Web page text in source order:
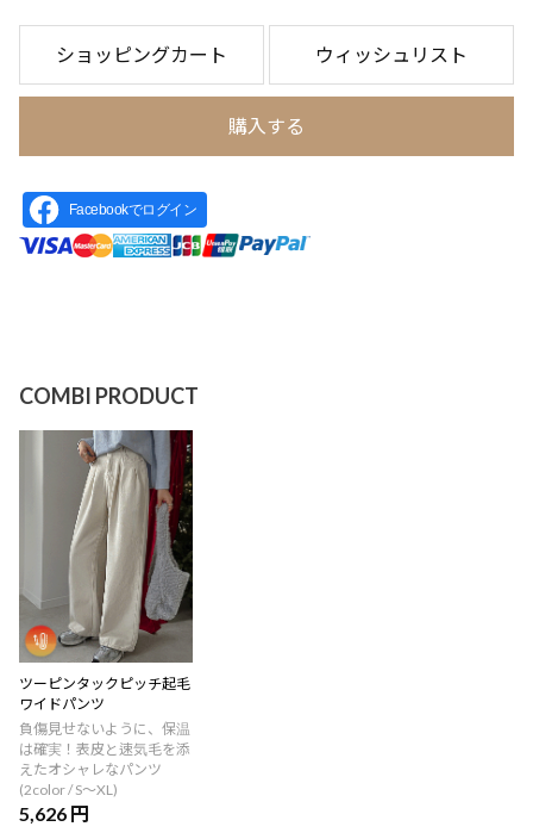
ショッピングカート ウィッシュリスト
購入する
Facebookでログイン
COMBI PRODUCT
ツーピンタックピッチ起毛
ワイドパンツ
負傷見せないように、保温
は確実！表皮と速気毛を添
えたオシャレなパンツ
(2color / S～XL)
5,626 円